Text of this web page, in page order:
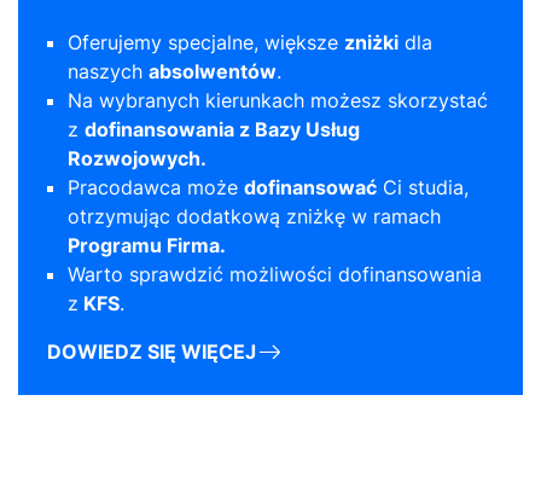
Oferujemy specjalne, większe zniżki dla
naszych absolwentów.
Na wybranych kierunkach możesz skorzystać
z dofinansowania z Bazy Usług
Rozwojowych.
Pracodawca może dofinansować Ci studia,
otrzymując dodatkową zniżkę w ramach
Programu Firma.
Warto sprawdzić możliwości dofinansowania
z KFS.
DOWIEDZ SIĘ WIĘCEJ